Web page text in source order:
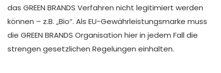
das GREEN BRANDS Verfahren nicht legitimiert werden
können – z.B. „Bio“. Als EU-Gewährleistungsmarke muss
die GREEN BRANDS Organisation hier in jedem Fall die
strengen gesetzlichen Regelungen einhalten.